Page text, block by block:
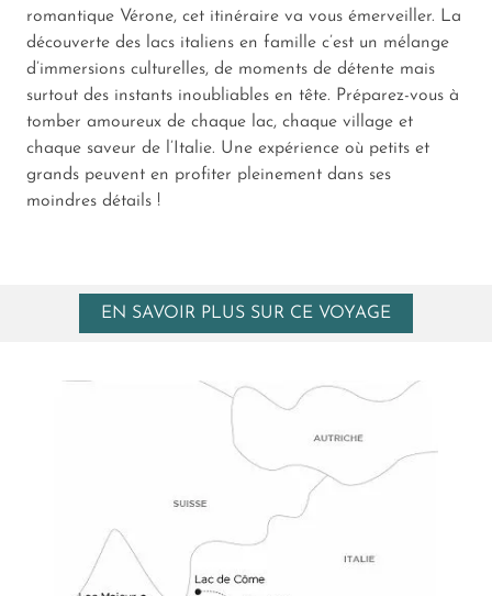
romantique Vérone, cet itinéraire va vous émerveiller. La
découverte des lacs italiens en famille c’est un mélange
d’immersions culturelles, de moments de détente mais
surtout des instants inoubliables en tête. Préparez-vous à
tomber amoureux de chaque lac, chaque village et
chaque saveur de l’Italie. Une expérience où petits et
grands peuvent en profiter pleinement dans ses
moindres détails !
EN SAVOIR PLUS SUR CE VOYAGE